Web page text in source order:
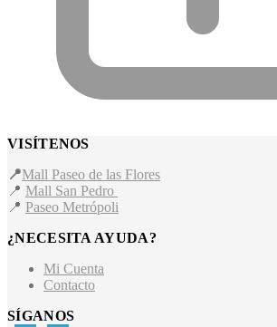
VISÍTENOS
📍Mall Paseo de las Flores
📍 Mall San Pedro
📍 Paseo Metrópoli
¿NECESITA AYUDA?
Mi Cuenta
Contacto
SÍGANOS